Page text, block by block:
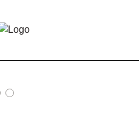
Produkt Motorrad
Werkzeuge